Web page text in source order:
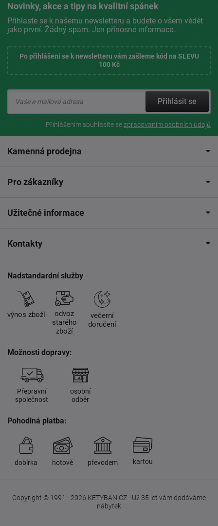
Novinky, akce a tipy na kvalitní spánek
Přihlaste se k našemu newsletteru a budete o všem vědět
jako první. Žádný spam. Jen přínosné informace.
Po přihlášení se k newsletteru vám zašleme kód na SLEVU
100 Kč
Přihlásit se
Přihlášením souhlasíte sezpracovaním osobních údajů
Kamenná prodejna
Pro zákazníky
Užitečné informace
Kontakty
Nadstandardní služby
výnos zboží
odvoz
starého
zboží
večerní
doručení
Možnosti dopravy:
Přepravní
společnost
osobní
odběr
Pohodlná platba:
dobírka hotově převodem kartou
Copyright © 1991 - 2026 KETYBAN.CZ - Už 35 let vám dodáváme
nábytek